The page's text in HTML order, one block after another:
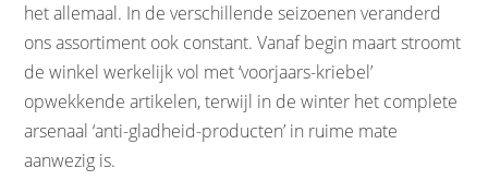
het allemaal. In de verschillende seizoenen veranderd
ons assortiment ook constant. Vanaf begin maart stroomt
de winkel werkelijk vol met ‘voorjaars-kriebel’
opwekkende artikelen, terwijl in de winter het complete
arsenaal ‘anti-gladheid-producten’ in ruime mate
aanwezig is.